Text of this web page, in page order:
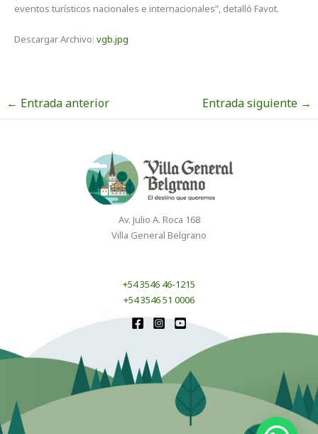
eventos turísticos nacionales e internacionales”, detalló Favot.
Descargar Archivo:vgb.jpg
← Entrada anterior Entrada siguiente →
Av. Julio A. Roca 168
Villa General Belgrano
+54 3546 46-1215
+54 3546 51 0006